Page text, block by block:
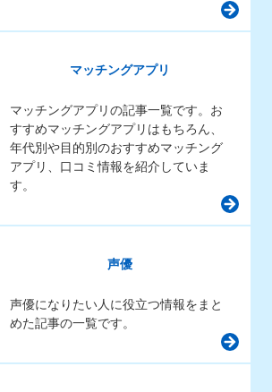
マッチングアプリ
マッチングアプリの記事一覧です。お
すすめマッチングアプリはもちろん、
年代別や目的別のおすすめマッチング
アプリ、口コミ情報を紹介していま
す。
声優
声優になりたい人に役立つ情報をまと
めた記事の一覧です。